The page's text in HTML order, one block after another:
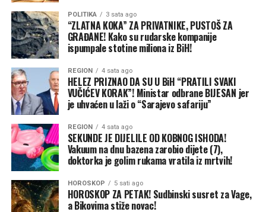
Ovo nije prvi put da je pomorski saobraćaj na Crnom
moru prekinut od početka ruske invazije. Talasi ruskih
napada na luke krajem 2025. i početkom 2026. godine
nisu zadugo usporili rad. Ali ovi posljednji udari su i širi i
žešći, u velikoj mjeri zato što su nedavni uspjesi Ukrajine,
naročito unutar same Rusije, isprovocirali Putina da
pokuša da povrati inicijativu na frontu. Za sada, i
Ukrajina i Rusija ostaju posvećene agresivnim vojnim
strategijama.
Putinova taktika i glavni cilj
Neposredni problem Ukrajine jeste to što se oslanja na
ograničene zalihe američkih PVO sistema „patriot” –
jedinu pouzdanu odbranu od ruskih raketa – kako bi
zaštitila svoje gradove i vojne linije snabdijevanja.
POLITIKA 3 sata ago
“ZLATNA KOKA” ZA PRIVATNIKE, PUSTOŠ ZA
GRAĐANE! Kako su rudarske kompanije
ispumpale stotine miliona iz BiH!
REGION 4 sata ago
HELEZ PRIZNAO DA SU U BiH “PRATILI SVAKI
VUČIĆEV KORAK”! Ministar odbrane BIJESAN jer
je uhvaćen u laži o “Sarajevo safariju”
REGION 4 sata ago
SEKUNDE JE DIJELILE OD KOBNOG ISHODA!
Vakuum na dnu bazena zarobio dijete (7),
doktorka je golim rukama vratila iz mrtvih!
HOROSKOP 5 sati ago
HOROSKOP ZA PETAK! Sudbinski susret za Vage,
a Bikovima stiže novac!